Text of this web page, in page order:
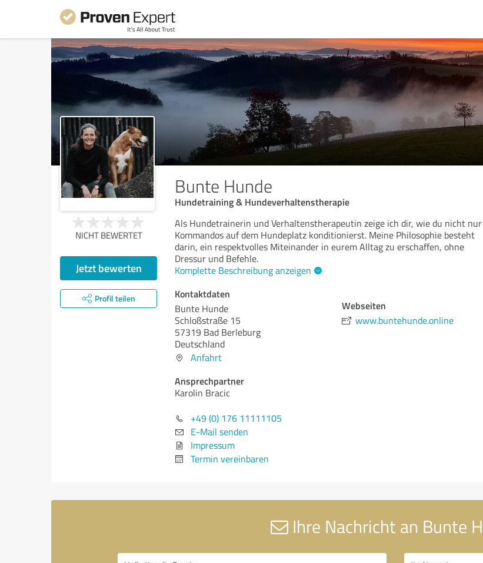
Bunte Hunde
Hundetraining & Hundeverhaltenstherapie
NICHT BEWERTET
Jetzt bewerten
Profil teilen
Als Hundetrainerin und Verhaltenstherapeutin zeige ich dir, wie du nicht nur
Kommandos auf dem Hundeplatz konditionierst. Meine Philosophie besteht
darin, ein respektvolles Miteinander in eurem Alltag zu erschaffen, ohne
Dressur und Befehle.
Komplette Beschreibung anzeigen
Kontaktdaten
Bunte Hunde
Schloßstraße 15
57319 Bad Berleburg
Deutschland
Anfahrt
Ansprechpartner
Karolin Bracic
+49 (0) 176 11111105
E-Mail senden
Impressum
Termin vereinbaren
Webseiten
www.buntehunde.online
Ihre Nachricht an Bunte